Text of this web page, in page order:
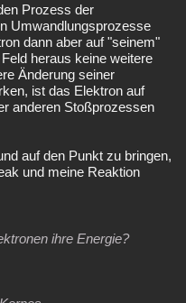
Prozess der
Umwandlungsprozesse
dann aber auf "seinem"
heraus keine weitere
Änderung seiner
ist das Elektron auf
anderen Stoßprozessen
auf den Punkt zu bringen,
und meine Reaktion
ihre Energie?